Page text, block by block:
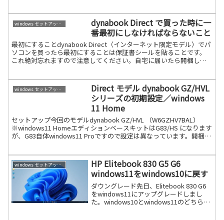
windows セットアップ情報
dynabook Direct で買った時に一
番最初にしなければならないこと
最初にすることdynabook Direct（インターネット限定モデル）でパ
ソコンを買ったら最初にすることは保証書シールを貼ることです。
これ絶対忘れますので注意してください。自宅に届いたら開梱しま
windows セットアップ情報
Direct モデル dynabook GZ/HVL
シリーズの初期設定／windows
11 Home
セットアップ今回のモデルdynabook GZ/HVL （W6GZHV7BAL）
※windows11 HomeエディションベースキットはG83/HS になります
が、G83自体windows11 Proですので設定は異なっています。開梱し
windows セットアップ情報
HP Elitebook 830 G5 G6
windows11をwindows10に戻す
ダウングレード先日、Elitebook 830 G6
をwindows11にアップグレードしまし
た。windows10とwindows11のどちらが